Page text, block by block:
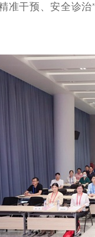
准干预、安全诊